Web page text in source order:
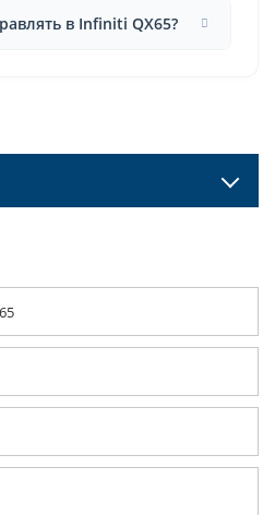
в Infiniti QX65?